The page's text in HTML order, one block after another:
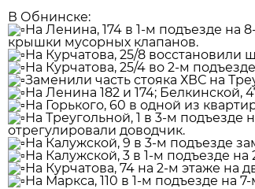
В Обнинске:
На Ленина, 174 в 1-м подъезде на
крышки мусорных клапанов.
На Курчатова, 25/8 восстановили
На Курчатова, 25/4 во 2-м
Заменили часть стояка ХВС на
На Ленина 182 и 174; Белкинской,
На Горького, 60 в одной из
На Треугольной, 1 в 3-м
отрегулировали доводчик.
На Калужской, 9 в 3-м подъезде
На Калужской, 3 в 1-м подъезде
На Курчатова, 74 на 2-м этаже на
На Маркса, 110 в 1-м подъезде на